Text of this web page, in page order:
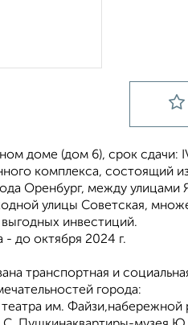
доме (дом 6), срок
комплекса, состоящий
Оренбург, между улицами
улицы Советская,
инвестиций.
- до октября 2024 г.
транспортная и
города:
им.